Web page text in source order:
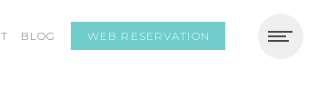
BLOG WEB RESERVATION